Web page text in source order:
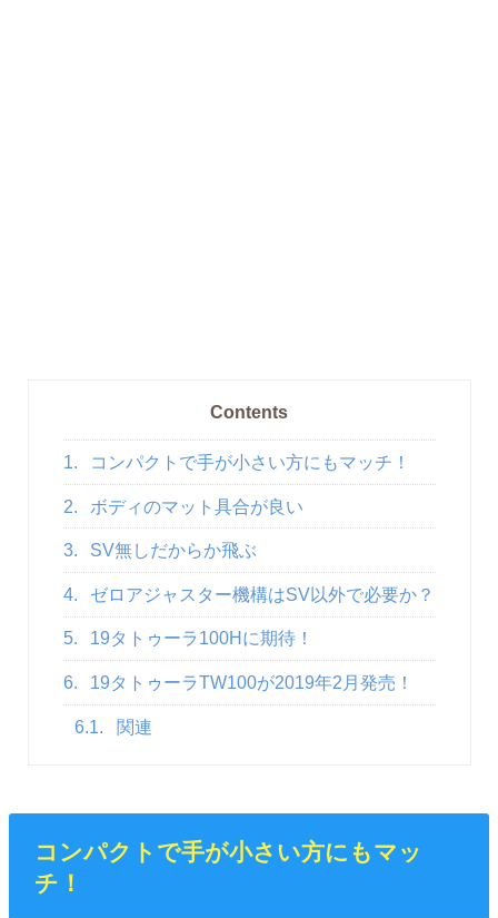
Contents
1. コンパクトで手が小さい方にもマッチ！
2. ボディのマット具合が良い
3. SV無しだからか飛ぶ
4. ゼロアジャスター機構はSV以外で必要か？
5. 19タトゥーラ100Hに期待！
6. 19タトゥーラTW100が2019年2月発売！
6.1. 関連
コンパクトで手が小さい方にもマッ
チ！